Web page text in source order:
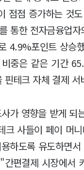
점점 증가하는 것
통한 전자금융업
4.9%포인트 상승
중은 같은 기간
테크 자체 결제
가 영향을 받게 되
크 사들이 페이 머
하도록 유도하면
편결제 시장에서